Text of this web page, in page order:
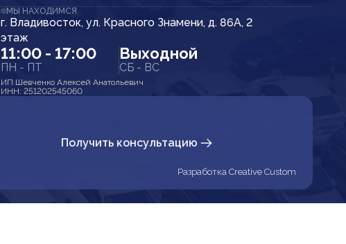
МЫ НАХОДИМСЯ
г. Владивосток, ул. Красного Знамени, д. 86А, 2
этаж
11:00 - 17:00
ПН - ПТ
Выходной
СБ - ВС
ИП Шевченко Алексей Анатольевич
ИНН: 251202545060
Получить консультацию
Разработка Creative Custom